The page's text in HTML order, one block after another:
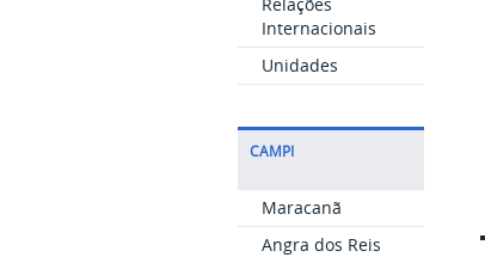
Internacionais
Unidades
CAMPI
Maracanã
Angra dos Reis